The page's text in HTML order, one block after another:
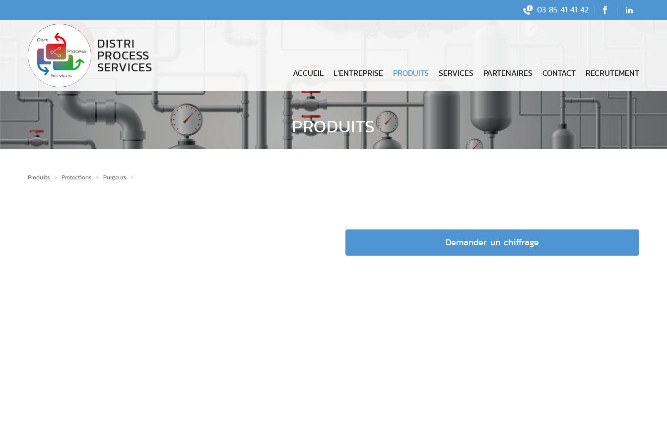
03 85 41 41 42 FacebookLinkedIn
DISTRI
PROCESS
SERVICES ACCUEIL L'ENTREPRISE PRODUITS- PAGE ACTIVE
SERVICES PARTENAIRES CONTACT RECRUTEMENT
PRODUITS
Produits > Protections > Purgeurs >
Demander un chiffrage